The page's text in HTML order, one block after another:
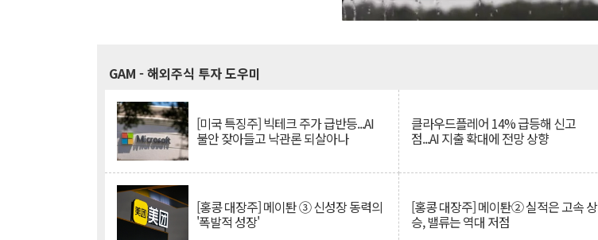
GAM - 해외주식 투자 도우미
[미국 특징주] 빅테크 주가 급반등...AI
불안 잦아들고 낙관론 되살아나
클라우드플레어 14% 급등해 신고
점...AI 지출 확대에 전망 상향
[홍콩 대장주] 메이퇀 ③ 신성장 동력의
'폭발적 성장'
[홍콩 대장주] 메이퇀② 실적은 고속 상
승, 밸류는 역대 저점